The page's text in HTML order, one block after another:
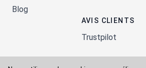
Blog
AVIS CLIENTS
Trustpilot